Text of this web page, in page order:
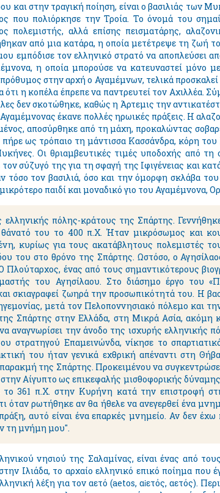
και στην τραγική ποίηση, είναι ο βασιλιάς των
που πολιόρκησε την Τροία. Το όνομά του
πολεμιστής, αλλά επίσης πεισματάρης,
από μια κατάρα, η οποία μετέτρεψε τη ζωή
εμπόδισε τον ελληνικό στρατό να αποπλεύσει
η οποία μπορούσε να κατευναστεί μόνο
στην αρχή ο Αγαμέμνων, τελικά
η κοπέλα έπρεπε να παντρευτεί τον Αχιλλέα.
δεν σκοτώθηκε, καθώς η Άρτεμις την
έκανε πολλές ηρωικές πράξεις. Η
αποσύρθηκε από τη μάχη, προκαλώντας
ως τρόπαιο τη μάντισσα Κασσάνδρα, κόρη
Οι θριαμβευτικές τιμές υποδοχής από
σύζυγό της για τη σφαγή της Ιφιγένειας και
τόσο τον βασιλιά, όσο και την όμορφη σκλάβα
παιδί και μοναδικό γιο του Αγαμέμνονα,
ελληνικής πόλης-κράτους της Σπάρτης.
του το 400 π.Χ. Ήταν μικρόσωμος και
κυρίως για τους ακατάβλητους πολεμιστές
του στο θρόνο της Σπάρτης. Ωστόσο, ο
Πλούταρχος, ένας από τους σημαντικότερους
του Αγησίλαου. Στο διάσημο έργο του
σκιαγραφεί ζωηρά την προσωπικότητά του. Η
μετά τον Πελοποννησιακό πόλεμο και
Σπάρτης στην Ελλάδα, στη Μικρά Ασία, ακόμη
αναγνωρίσει την άνοδο της ισχυρής ελληνικής
Επαμεινώνδα, νίκησε το
του ήταν γενικά εχθρική απέναντι στη
της Σπάρτης. Προκειμένου να συγκεντρώσει
Αίγυπτο ως επικεφαλής μισθοφορικής
το 361 π.Χ. στην Κυρήνη κατά την επιστροφή
όταν ρωτήθηκε αν θα ήθελε να ανεγερθεί ένα
αυτό είναι ένα επαρκές μνημείο. Αν δεν έχω
τη μνήμη μου".
νησιού της Σαλαμίνας, είναι ένας από
Ιλιάδα, το αρχαίο ελληνικό επικό ποίημα
λέξη για τον αετό (aetos, αἰετός, αετός).